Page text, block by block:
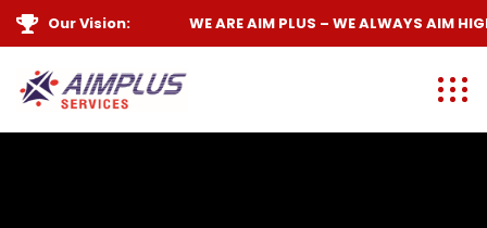
Our Vision: WE AREAIM PLUS– WE ALWAYSAIM HIGH